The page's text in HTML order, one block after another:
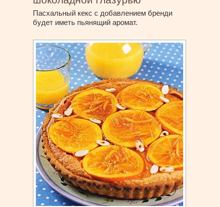
Пасхальный кекс с добавлением бренди
будет иметь пьянящий аромат.